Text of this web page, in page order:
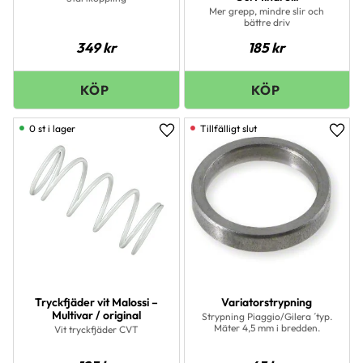
349kr
Mer grepp, mindre slir och
bättre driv
185kr
Tryckfjäder vit Malossi –
Multivar / original
Vit tryckfjäder CVT
Lägg till i favoriter
0 st i lager
Variatorstrypning
Strypning Piaggio/Gilera ´typ.
Mäter 4,5 mm i bredden.